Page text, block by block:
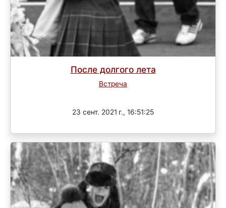
После долгого лета
Встреча
23 сент. 2021 г., 16:51:25